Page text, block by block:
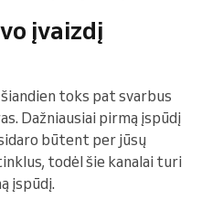
įvaizdį
toks pat svarbus
Dažniausiai pirmą įspūdį
būtent per jūsų
todėl šie kanalai turi
įspūdį.